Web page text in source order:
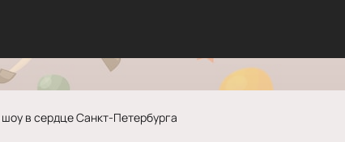
в сердце Санкт-Петербурга